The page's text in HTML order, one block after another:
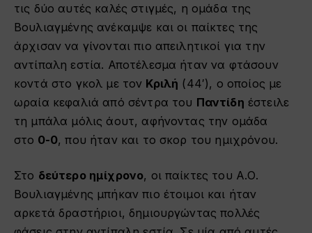
τις δύο αυτές καλές στιγμές, η ομάδα της
Βουλιαγμένης ανέκαμψε και οι παίκτες της
άρχισαν να γίνονται πιο απειλητικοί για την
αντίπαλη εστία. Αποτέλεσμα ήταν να φτάσουν
κοντά στο γκολ με τον Κριλή (44′), ο οποίος με
ωραία κεφαλιά από σέντρα του Παντίδη έστειλε
τη μπάλα μόλις άουτ, αφήνοντας την ομάδα
στο 0-0, που ήταν και το σκορ του ημιχρόνου.
Στο δεύτερο ημίχρονο, οι παίκτες του Α.Ο.
Βουλιαγμένης μπήκαν πιο έτοιμοι και ήταν
αρκετά δραστήριοι, δημιουργώντας πολλές